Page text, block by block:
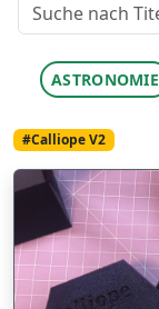
ASTRONOMIE
#Calliope V2